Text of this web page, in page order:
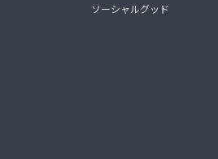
ソーシャルグッド